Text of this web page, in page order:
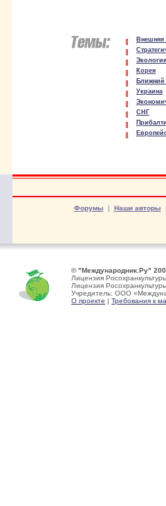
Внешняя
Экология
Корея
Ближний
Украина
СНГ
Форумы | Наши авторы
© "Международник.Ру"
Лицензия
Лицензия
Учредитель: ООО
О проекте | Требования к